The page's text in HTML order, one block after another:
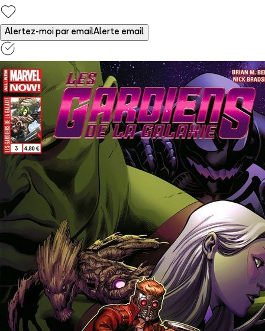
Alertez-moi par emailAlerte email